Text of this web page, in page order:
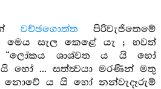
වච්ඡගොත්ත පිරිවැජිතෙමේ
මෙය සැල කෙළේ යැ ; භවත්
ශාශ්වත ය යි හෝ
හෝ ... සත්ත්‍වයා මරණින් මතු
ය යි හෝ නන්වැදෑරුම්